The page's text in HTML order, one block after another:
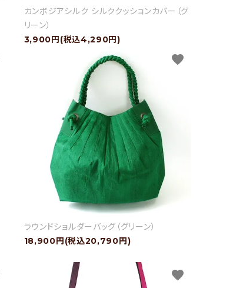
カンボジアシルク シルククッションカバー（グ
リーン）
3,900円(税込4,290円)
ラウンドショルダーバッグ（グリーン）
18,900円(税込20,790円)
favorite
favorite